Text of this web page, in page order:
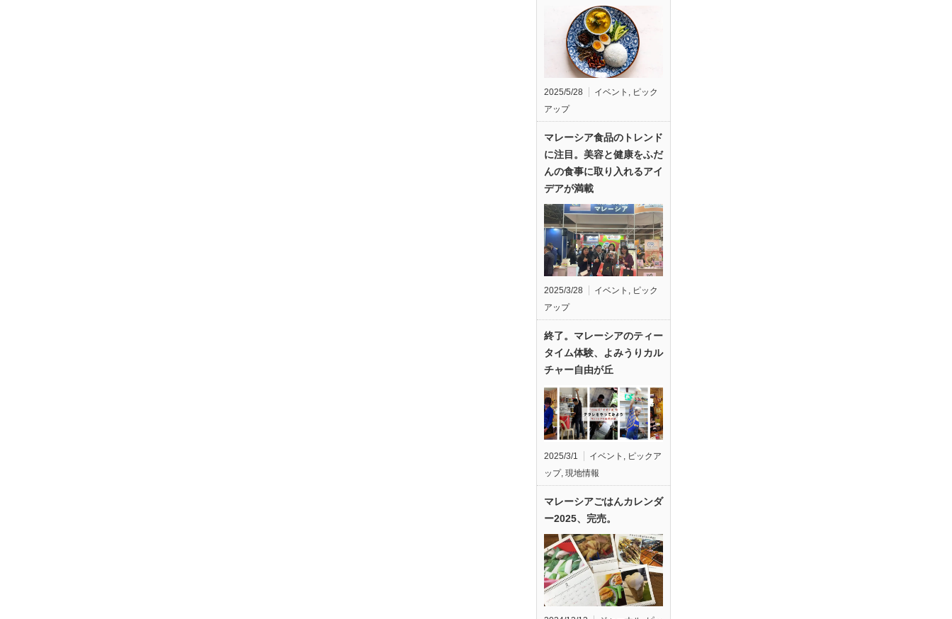
2025/5/28 イベント , ピック
アップ
マレーシア食品のトレンド
に注目。美容と健康をふだ
んの食事に取り入れるアイ
デアが満載
2025/3/28 イベント
ピック
アップ
終了。マレーシアのティー
タイム体験、よみうりカル
チャー自由が丘
2025/3/1 イベント , ピックア
ップ, 現地情報
マレーシアごはんカレンダ
ー2025、完売。